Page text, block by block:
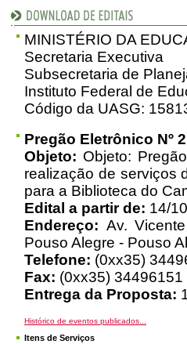
MINISTÉRIO DA
Secretaria Executiva
Subsecretaria de
Instituto Federal de
Código da UASG:
Pregão Eletrônico Nº
Objeto: Objeto:
realização de serviços
para a Biblioteca do
Edital a partir de: 14/
Endereço: Av.
Pouso Alegre - Pouso
Telefone: (0xx35)
Fax: (0xx35) 34496151
Entrega da Proposta:
Histórico de eventos publicados...
Itens de Serviços